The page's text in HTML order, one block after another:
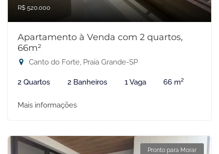
R$ 520.000
Apartamento à Venda com 2 quartos,
66m²
Canto do Forte, Praia Grande-SP
2 Quartos 2 Banheiros 1 Vaga 66 m²
Mais informações
Pronto para Morar